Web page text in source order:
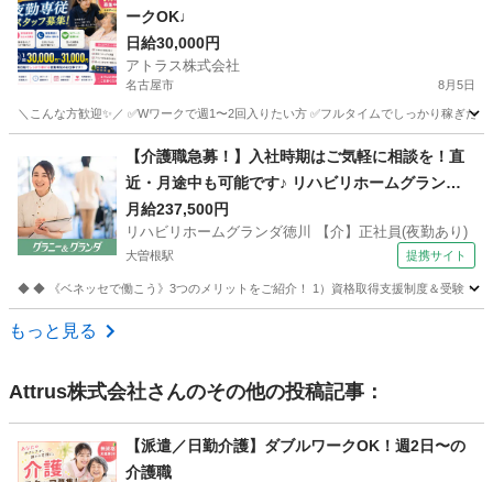
ークOK♩
日給30,000円
アトラス株式会社
名古屋市 8月5日
＼こんな方歓迎✨／ ✅Wワークで週1〜2回入りたい方 ✅フルタイムでしっかり稼ぎ
介護 スタッフ
【介護職急募！】入社時期はご気軽に相談を！直
近・月途中も可能です♪ リハビリホームグランダ
徳川 【介】正社員(夜勤あり) 老人介護施設スタッ
フ
月給237,500円
リハビリホームグランダ徳川 【介】正社員(夜勤あり)
大曽根駅 提携サイト
◆ ◆ 《ベネッセで働こう》3つのメリットをご紹介！ 1）資格取得支援制度＆受験・
愛知 名古屋市
もっと見る
Attrus株式会社さんのその他の投稿記事：
【派遣／日勤介護】ダブルワークOK！週2日〜の
介護職